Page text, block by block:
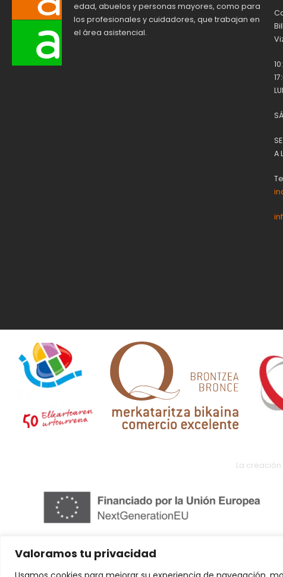
Valoramos tu privacidad
edad, abuelos y personas mayores, como para
los profesionales y cuidadores, que trabajan en
el área asistencial.
A
La